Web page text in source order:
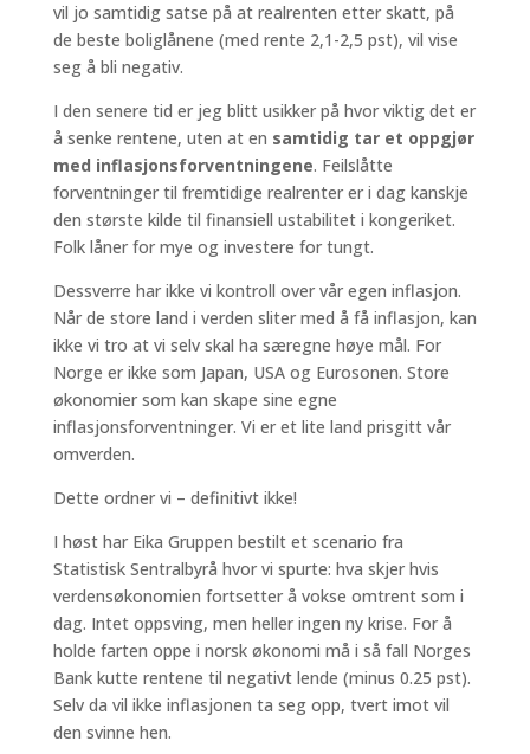
vil jo samtidig satse på at realrenten etter skatt, på
de beste boliglånene (med rente 2,1-2,5 pst), vil vise
seg å bli negativ.
I den senere tid er jeg blitt usikker på hvor viktig det er
å senke rentene, uten at en samtidig tar et oppgjør
med inflasjonsforventningene. Feilslåtte
forventninger til fremtidige realrenter er i dag kanskje
den største kilde til finansiell ustabilitet i kongeriket.
Folk låner for mye og investere for tungt.
Dessverre har ikke vi kontroll over vår egen inflasjon.
Når de store land i verden sliter med å få inflasjon, kan
ikke vi tro at vi selv skal ha særegne høye mål. For
Norge er ikke som Japan, USA og Eurosonen. Store
økonomier som kan skape sine egne
inflasjonsforventninger. Vi er et lite land prisgitt vår
omverden.
Dette ordner vi – definitivt ikke!
I høst har Eika Gruppen bestilt et scenario fra
Statistisk Sentralbyrå hvor vi spurte: hva skjer hvis
verdensøkonomien fortsetter å vokse omtrent som i
dag. Intet oppsving, men heller ingen ny krise. For å
holde farten oppe i norsk økonomi må i så fall Norges
Bank kutte rentene til negativt lende (minus 0.25 pst).
Selv da vil ikke inflasjonen ta seg opp, tvert imot vil
den svinne hen.